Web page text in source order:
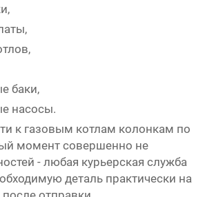
баки,
насосы.
к газовым котлам колонкам по
момент совершенно не
- любая курьерская служба
деталь практически на